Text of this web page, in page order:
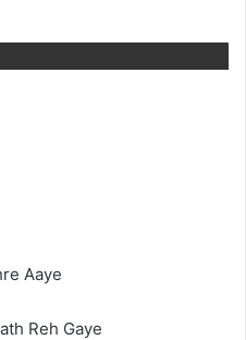
Aaye
Reh Gaye